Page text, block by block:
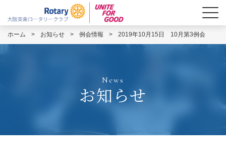
ホーム > お知らせ > 例会情報 > 2019年10月15日 10月第3例会
News
お知らせ